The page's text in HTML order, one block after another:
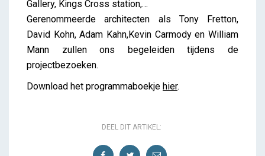
Gallery, Kings Cross station,…
Gerenommeerde architecten als Tony Fretton,
David Kohn, Adam Kahn,Kevin Carmody en William
Mann zullen ons begeleiden tijdens de
projectbezoeken.
Download het programmaboekje hier.
DEEL DIT ARTIKEL: